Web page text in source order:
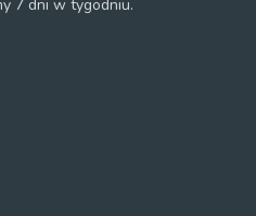
7 dni w tygodniu.